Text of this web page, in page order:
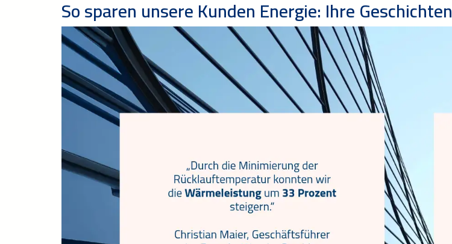
So sparen unsere Kunden Energie: Ihre Geschichten